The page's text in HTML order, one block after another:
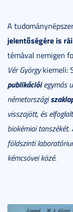
A
jelentőségére is
témával nemigen
Vér Györgykiemeli:
publikációi egymás
németországi
visszajött, és
biokémiai tanszékét.
földszinti
kémcsövei közé.